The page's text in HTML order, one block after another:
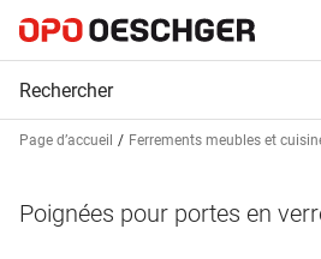
Page d’accueil Ferrements meubles et
Poignées pour portes en